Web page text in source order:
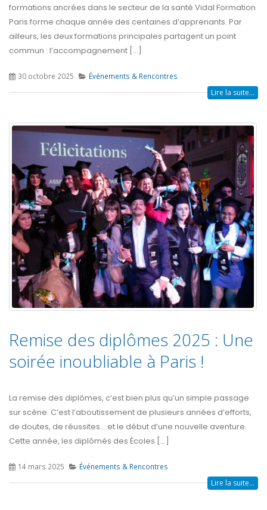
formations ancrées dans le secteur de la santé Vidal Formation
Paris forme chaque année des centaines d’apprenants. Par
ailleurs, les deux formations principales partagent un point
commun : l’accompagnement [...]
30 octobre 2025 Événements & Rencontres
Lire la suite...
Remise des diplômes 2025 : Une
soirée inoubliable à Paris !
La remise des diplômes, c’est bien plus qu’un simple passage
sur scène. C’est l’aboutissement de plusieurs années d’efforts,
de doutes, de réussites… et le début d’une nouvelle aventure.
Cette année, les diplômés des Écoles [...]
14 mars 2025 Événements & Rencontres
Lire la suite...